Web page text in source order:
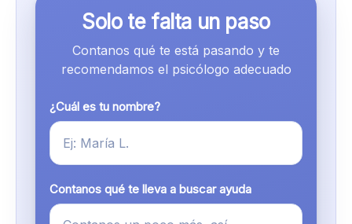
Solo te falta un paso
Contanos qué te está pasando y te
recomendamos el psicólogo adecuado
¿Cuál es tu nombre?
Contanos qué te lleva a buscar ayuda